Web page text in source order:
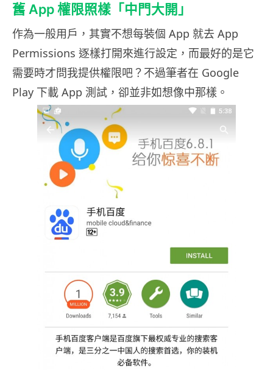
舊 App 權限照樣「中門大開」
作為一般用戶，其實不想每裝個 App 就去 App
Permissions 逐樣打開來進行設定，而最好的是它
需要時才問我提供權限吧？不過筆者在 Google
Play 下載 App 測試，卻並非如想像中那樣。